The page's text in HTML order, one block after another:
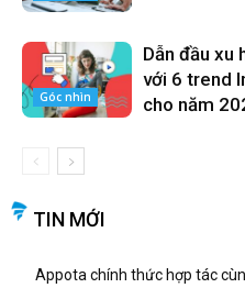
Góc nhìn
Dẫn đầu xu
với 6 trend
cho năm
TIN MỚI
Appota chính thức hợp tác